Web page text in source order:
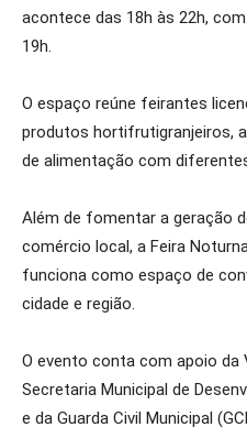
acontece das 18h às 22h,
19h.
O espaço reúne feirantes
produtos hortifrutigranjeiros,
de alimentação com
Além de fomentar a geração
comércio local, a Feira
funciona como espaço de
cidade e região.
O evento conta com apoio da
Secretaria Municipal de
e da Guarda Civil Municipal